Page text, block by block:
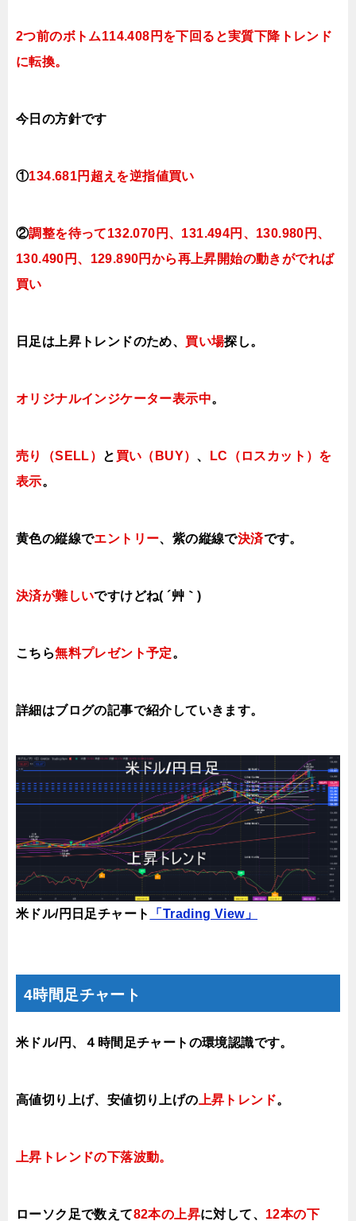
2つ前のボトム114.408円を下回ると実質下降トレンド
に転換。
今日 の方針です
①134.681円超えを逆指値買い
②調整を待って132.070 円、131.494円、130.980円、
130.490円、129.890円 から再上昇開始の動きがでれば
買い
日足は上昇トレンドのため、 買い場探し。
オリジナルインジケーター表示中。
売り（SELL） と 買い（BUY） 、
LC（ロスカット）を
表示。
黄色の縦線でエントリー、紫の縦線で決済です。
決済が難しいですけどね( ´艸｀)
こちら無料プレゼント予定。
詳細はブログの記事で紹介していきます。
米ドル/円日足チャート 「Trading View」
4時間足チャート
米ドル/円、４時間足チャートの環境認識です。
高値切り上げ、安値切り上げの 上昇トレンド。
上昇トレンドの下落波動。
ローソク足で数えて82本の上昇に対して、 12本の下